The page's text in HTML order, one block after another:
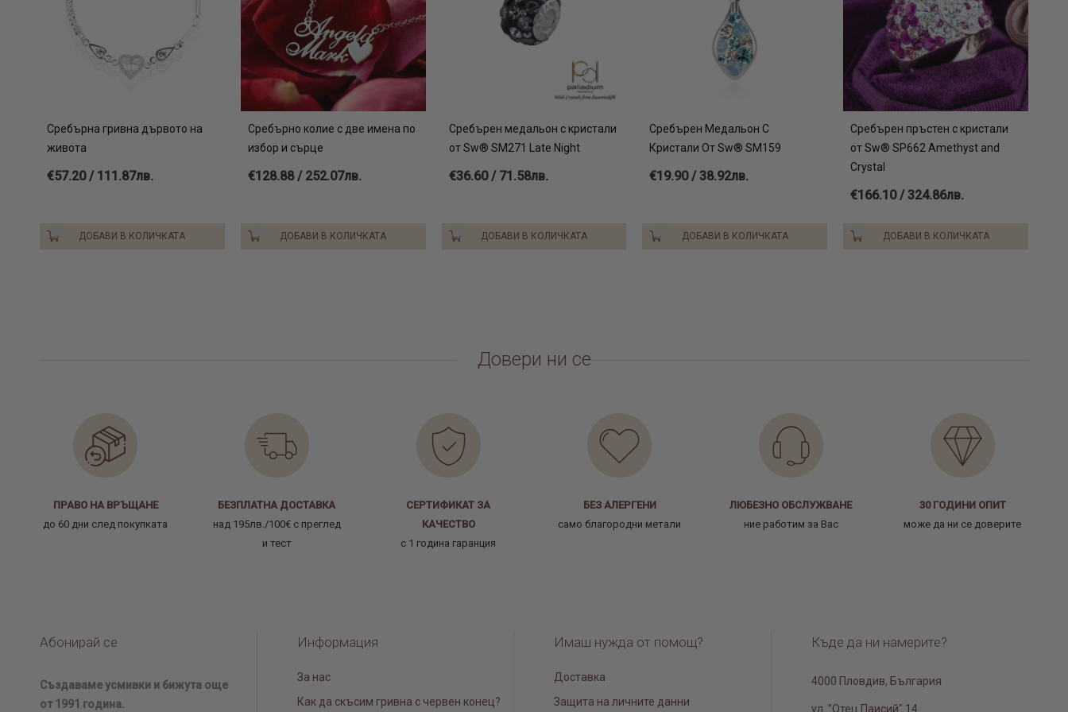
този прекрасен чифт накити за подарък, обмислете внимателно кой
вариант (златен или сребърен) е по-удачно да поръчате. Ще получите
готовите изделия в красива фирмена опаковка – готови за подаряване.
Сребърна гривна дървото на
живота
€57.20 / 111.87лв.
ДОБАВИ В КОЛИЧКАТА
Сребърно колие с две имена по
избор и сърце
€128.88 / 252.07лв.
ДОБАВИ В КОЛИЧКАТА
Сребърен медальон с кристали
от Sw® SM271 Late Night
€36.60 / 71.58лв.
ДОБАВИ В КОЛИЧКАТА
Сребърен Медальон С
Кристали От Sw® SM159
€19.90 / 38.92лв.
ДОБАВИ В КОЛИЧКАТА
Сребърен пръстен с кристали
от Sw® SP662 Amethyst and
Crystal
€166.10 / 324.86лв.
ДОБАВИ В КОЛИЧКАТА
Довери ни се
ПРАВО НА ВРЪЩАНЕ
до 60 дни след покупката
БЕЗПЛАТНА ДОСТАВКА
над 195лв./100€ с преглед
и тест
СЕРТИФИКАТ ЗА
КАЧЕСТВО
с 1 година гаранция
БЕЗ АЛЕРГЕНИ
само благородни метали
ЛЮБЕЗНО ОБСЛУЖВАНЕ
ние работим за Вас
30 ГОДИНИ ОПИТ
може да ни се доверите
Абонирай се
Създаваме усмивки и бижута още
от 1991 година.
Информация
За нас
Как да скъсим гривна с червен конец?
Имаш нужда от помощ?
Доставка
Защита на личните данни
Къде да ни намерите?
4000 Пловдив, България
ул. "Отец Паисий" 14